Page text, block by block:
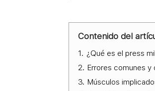
Contenido del
1. ¿Qué es el press
2. Errores comunes y
3. Músculos